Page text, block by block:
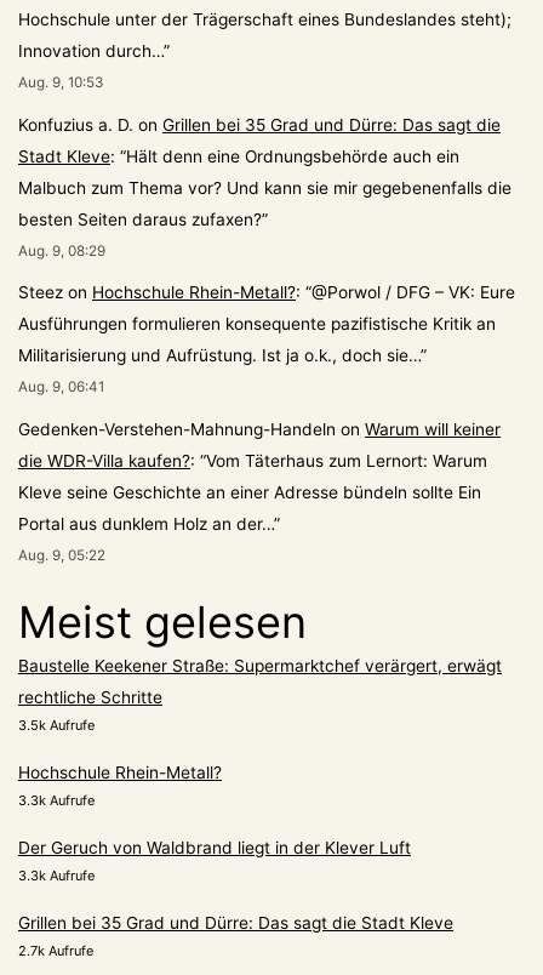
Hochschule unter der Trägerschaft eines Bundeslandes steht);
Innovation durch…”
Aug. 9, 10:53
Konfuzius a. D. on Grillen bei 35 Grad und Dürre: Das sagt die
Stadt Kleve: “Hält denn eine Ordnungsbehörde auch ein
Malbuch zum Thema vor? Und kann sie mir gegebenenfalls die
besten Seiten daraus zufaxen?”
Aug. 9, 08:29
Steez on Hochschule Rhein-Metall?: “@Porwol / DFG – VK: Eure
Ausführungen formulieren konsequente pazifistische Kritik an
Militarisierung und Aufrüstung. Ist ja o.k., doch sie…”
Aug. 9, 06:41
Gedenken-Verstehen-Mahnung-Handeln on Warum will keiner
die WDR-Villa kaufen?: “Vom Täterhaus zum Lernort: Warum
Kleve seine Geschichte an einer Adresse bündeln sollte Ein
Portal aus dunklem Holz an der…”
Aug. 9, 05:22
Meist gelesen
Baustelle Keekener Straße: Supermarktchef verärgert, erwägt
rechtliche Schritte
3.5k Aufrufe
Hochschule Rhein-Metall?
3.3k Aufrufe
Der Geruch von Waldbrand liegt in der Klever Luft
3.3k Aufrufe
Grillen bei 35 Grad und Dürre: Das sagt die Stadt Kleve
2.7k Aufrufe